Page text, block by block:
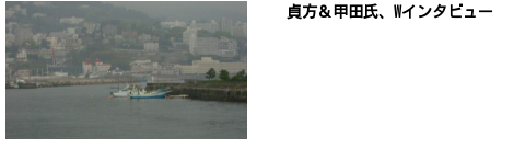
貞方＆甲田氏、Wインタビュー